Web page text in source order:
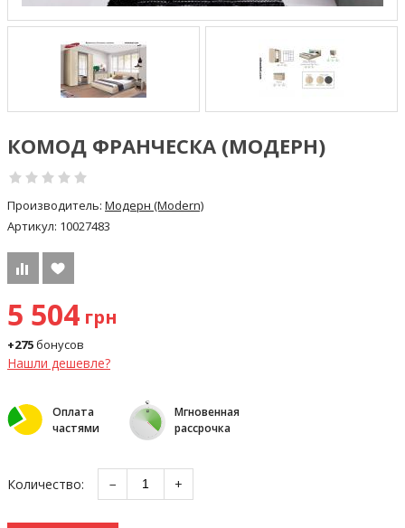
КОМОД ФРАНЧЕСКА (МОДЕРН)
Производитель: Модерн (Modern)
Артикул: 10027483
5 504 грн
+275бонусов
Нашли дешевле?
Оплата
частями
Мгновенная
рассрочка
Количество: − +